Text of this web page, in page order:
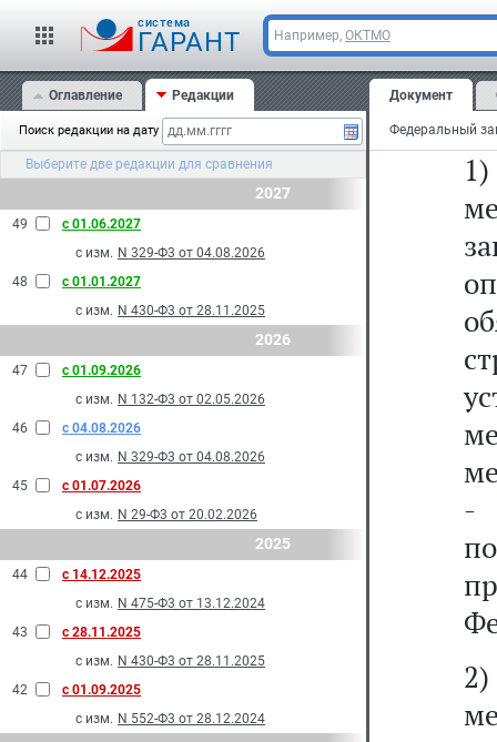
cистема
ГАРАНТ Например, ОКТМО
Оглавление Редакции
Поиск редакции на дату
Выберите две редакции для сравнения
2027
49
с 01.06.2027
с изм. N 329-Ф3 от 04.08.2026
48
с 01.01.2027
с изм. N 430-Ф3 от 28.11.2025
2026
47
с 01.09.2026
с изм. N 132-Ф3 от 02.05.2026
46
с 04.08.2026
с изм. N 329-Ф3 от 04.08.2026
45
с 01.07.2026
с изм. N 29-Ф3 от 20.02.2026
2025
44
с 14.12.2025
с изм. N 475-Ф3 от 13.12.2024
43
с 28.11.2025
с изм. N 430-Ф3 от 28.11.2025
42
с 01.09.2025
с изм. N 552-Ф3 от 28.12.2024
Документ
-